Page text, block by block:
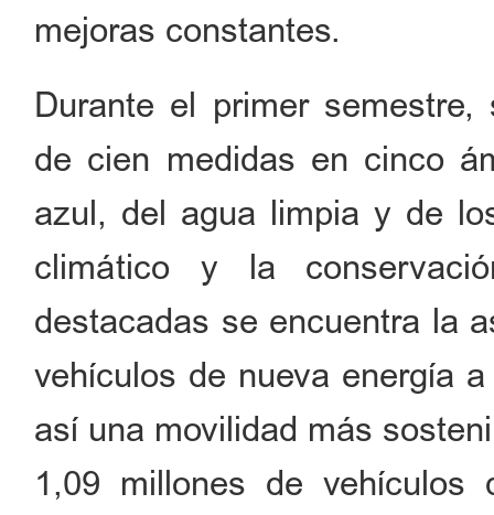
mejoras constantes.
Durante el primer
de cien medidas en cinco
azul, del agua limpia y de
climático y la
destacadas se encuentra la
vehículos de nueva energía
así una movilidad más
1,09 millones de